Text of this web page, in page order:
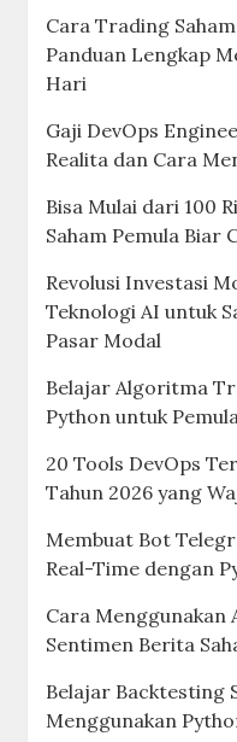
Cara Trading
Panduan Lengkap
Hari
Gaji DevOps
Realita dan Cara
Bisa Mulai dari 100
Saham Pemula Biar
Revolusi Investasi
Teknologi AI untuk
Pasar Modal
Belajar Algoritma
Python untuk
20 Tools DevOps
Tahun 2026 yang
Membuat Bot
Real-Time dengan
Cara Menggunakan
Sentimen Berita
Belajar Backtesting
Menggunakan